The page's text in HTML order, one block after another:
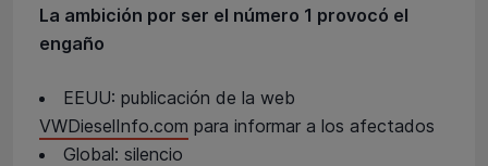
La ambición por ser el número 1 provocó el
engaño
EEUU: publicación de la web
VWDieselInfo.com para informar a los afectados
Global: silencio